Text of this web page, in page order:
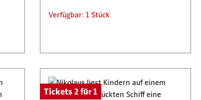
Verfügbar: 1 Stück
Tickets 2 für 1